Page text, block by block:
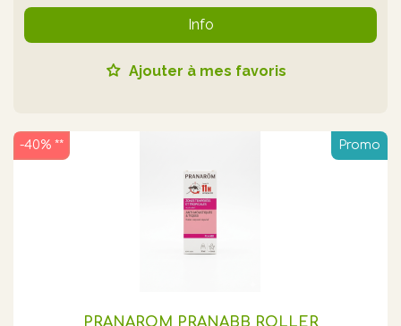
Info
Ajouter à mes favoris
Promo
PRANAROM PRANABB ROLLER
-40% **